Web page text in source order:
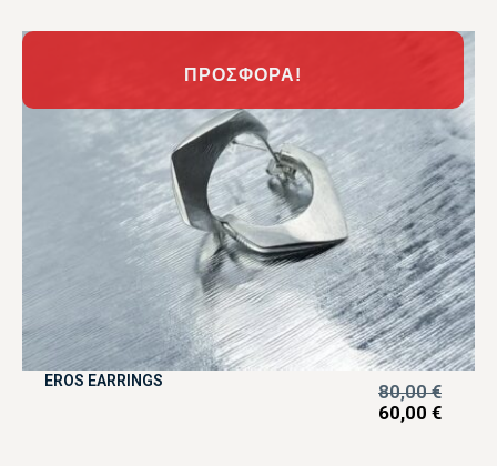
ΠΡΟΣΦΟΡΆ!
EROS EARRINGS 80,00€
60,00 €